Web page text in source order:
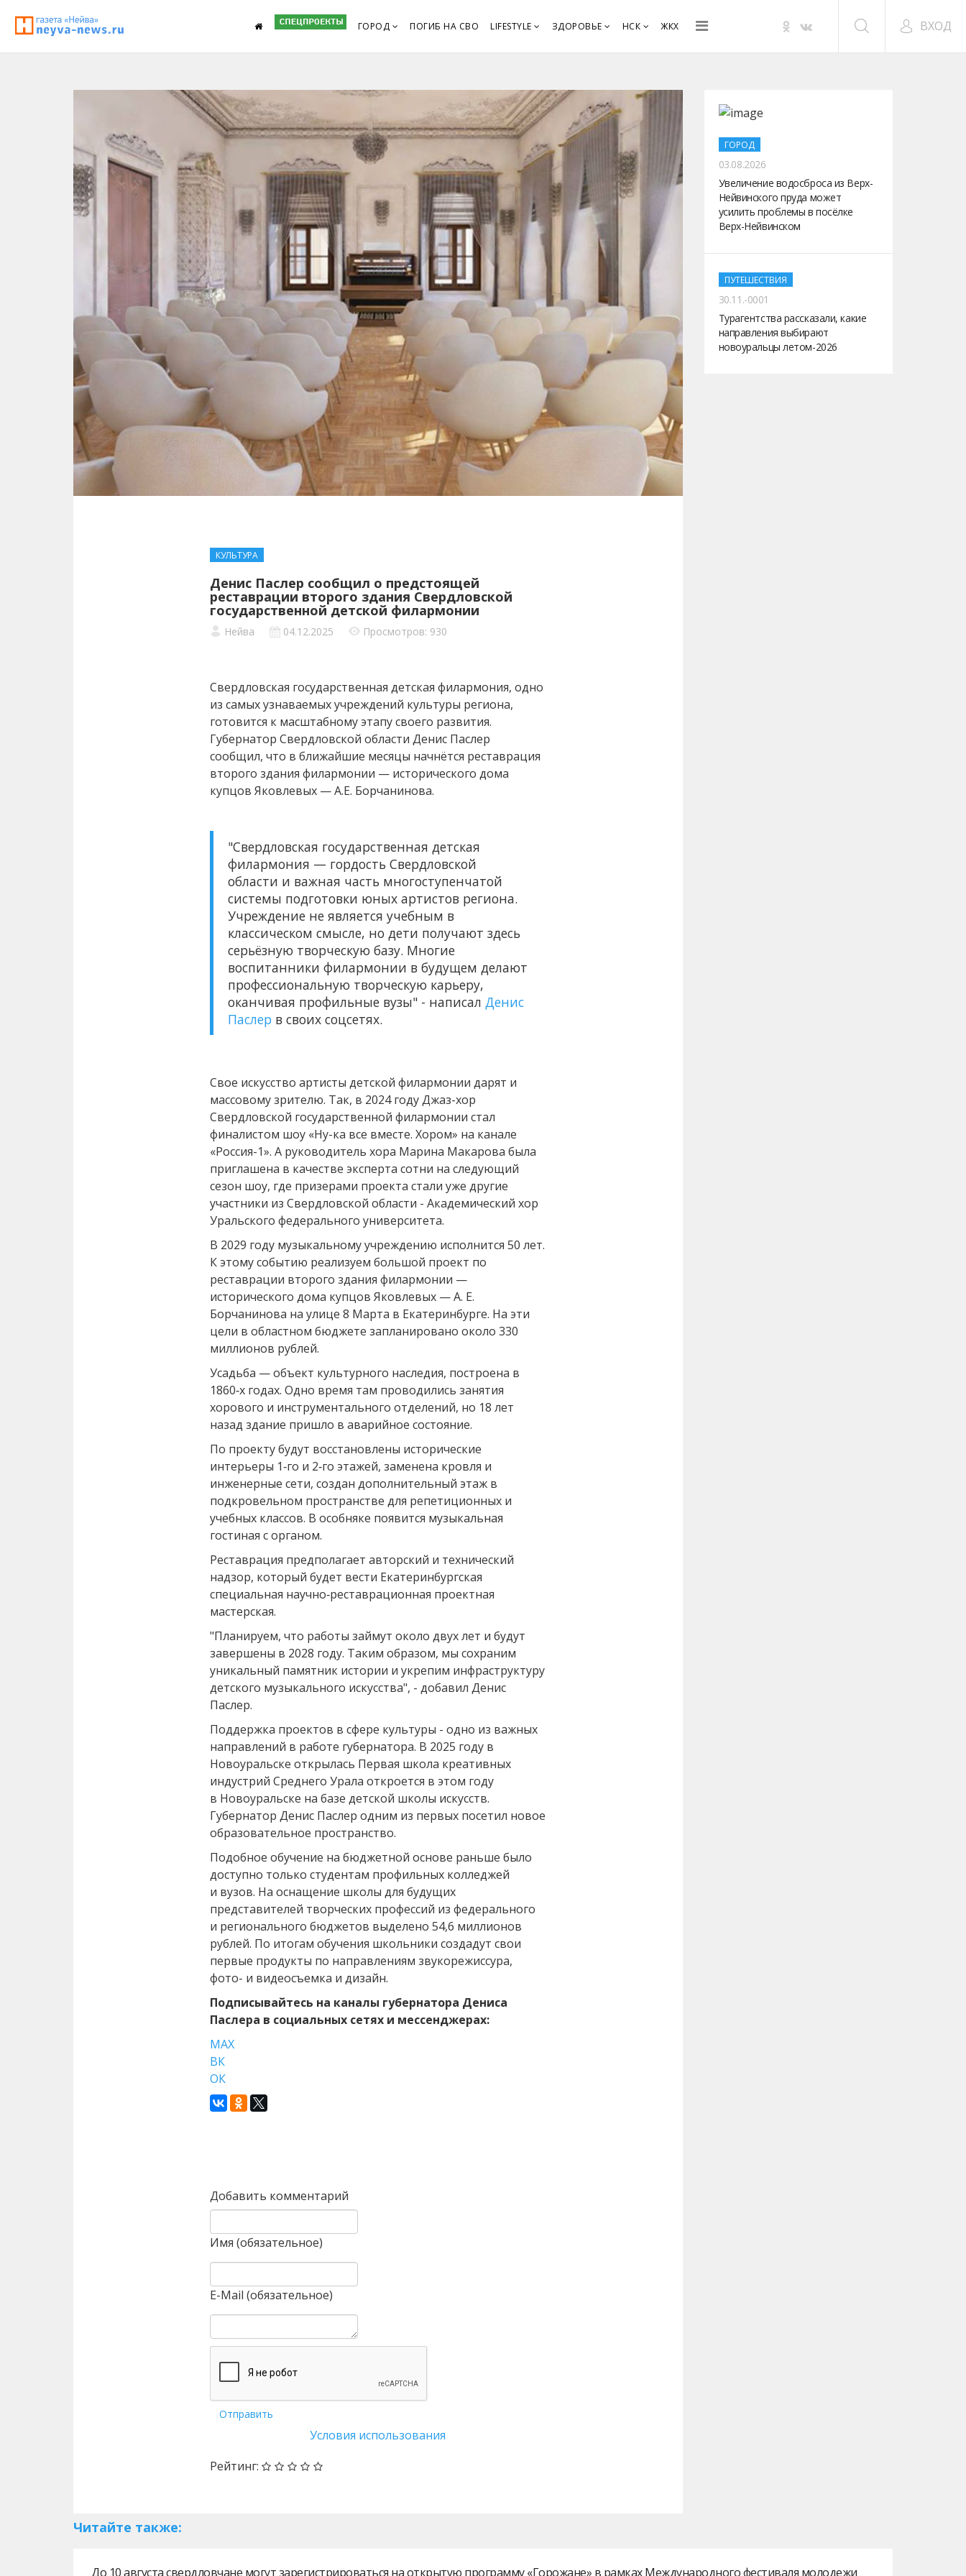
ГОРОД ПОГИБ НА СВО LIFESTYLE ЗДОРОВЬЕ НСК ЖКХ ВХОД
КУЛЬТУРА
Денис Паслер сообщил о предстоящей
реставрации второго здания Свердловской
государственной детской филармонии
Нейва 04.12.2025 Просмотров: 930
Свердловская государственная детская филармония, одно
из самых узнаваемых учреждений культуры региона,
готовится к масштабному этапу своего развития.
Губернатор Свердловской области Денис Паслер
сообщил, что в ближайшие месяцы начнётся реставрация
второго здания филармонии — исторического дома
купцов Яковлевых — А.Е. Борчанинова.
"Свердловская государственная детская
филармония — гордость Свердловской
области и важная часть многоступенчатой
системы подготовки юных артистов региона.
Учреждение не является учебным в
классическом смысле, но дети получают здесь
серьёзную творческую базу. Многие
воспитанники филармонии в будущем делают
профессиональную творческую карьеру,
оканчивая профильные вузы" - написал Денис
Паслер в своих соцсетях.
Свое искусство артисты детской филармонии дарят и
массовому зрителю. Так, в 2024 году Джаз-хор
Свердловской государственной филармонии стал
финалистом шоу «Ну-ка все вместе. Хором» на канале
«Россия-1». А руководитель хора Марина Макарова была
приглашена в качестве эксперта сотни на следующий
сезон шоу, где призерами проекта стали уже другие
участники из Свердловской области - Академический хор
Уральского федерального университета.
В 2029 году музыкальному учреждению исполнится 50 лет.
К этому событию реализуем большой проект по
реставрации второго здания филармонии —
исторического дома купцов Яковлевых — А. Е.
Борчанинова на улице 8 Марта в Екатеринбурге. На эти
цели в областном бюджете запланировано около 330
миллионов рублей.
Усадьба — объект культурного наследия, построена в
1860‑х годах. Одно время там проводились занятия
хорового и инструментального отделений, но 18 лет
назад здание пришло в аварийное состояние.
По проекту будут восстановлены исторические
интерьеры 1‑го и 2‑го этажей, заменена кровля и
инженерные сети, создан дополнительный этаж в
подкровельном пространстве для репетиционных и
учебных классов. В особняке появится музыкальная
гостиная с органом.
Реставрация предполагает авторский и технический
надзор, который будет вести Екатеринбургская
специальная научно‑реставрационная проектная
мастерская.
"Планируем, что работы займут около двух лет и будут
завершены в 2028 году. Таким образом, мы сохраним
уникальный памятник истории и укрепим инфраструктуру
детского музыкального искусства", - добавил Денис
Паслер.
Поддержка проектов в сфере культуры - одно из важных
направлений в работе губернатора. В 2025 году в
Новоуральске открылась Первая школа креативных
индустрий Среднего Урала откроется в этом году
в Новоуральске на базе детской школы искусств.
Губернатор Денис Паслер одним из первых посетил новое
образовательное пространство.
Подобное обучение на бюджетной основе раньше было
доступно только студентам профильных колледжей
и вузов. На оснащение школы для будущих
представителей творческих профессий из федерального
и регионального бюджетов выделено 54,6 миллионов
рублей. По итогам обучения школьники создадут свои
первые продукты по направлениям звукорежиссура,
фото- и видеосъемка и дизайн.
Подписывайтесь на каналы губернатора Дениса
Паслера в социальных сетях и мессенджерах:
МАХ
ВК
ОК
Добавить комментарий
Имя (обязательное)
E-Mail (обязательное)
Отправить
Условия использования
Рейтинг:
ГОРОД
03.08.2026
Увеличение водосброса из Верх-
Нейвинского пруда может
усилить проблемы в посёлке
Верх-Нейвинском
ПУТЕШЕСТВИЯ
30.11.-0001
Турагентства рассказали, какие
направления выбирают
новоуральцы летом-2026
Читайте также:
До 10 августа свердловчане могут зарегистрироваться на открытую программу «Горожане» в рамках Международного фестиваля молодежи